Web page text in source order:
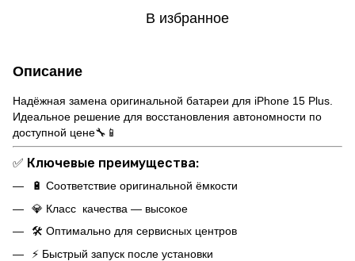
В избранное
Описание
Надёжная замена оригинальной батареи для iPhone 15 Plus.
Идеальное решение для восстановления автономности по
доступной цене🔧📱
✅ Ключевые преимущества:
🔋 Соответствие оригинальной ёмкости
💎 Класс качества — высокое
🛠 Оптимально для сервисных центров
⚡ Быстрый запуск после установки